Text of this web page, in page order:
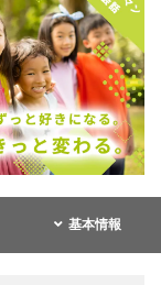
基本情報